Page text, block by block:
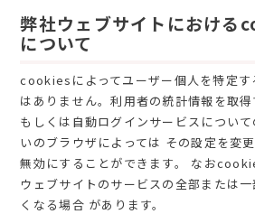
弊社ウェブサイトにおける
について
cookiesによってユーザー個人を特定す
はありません。利用者の統計情報を取得
もしくは自動ログインサービスについ
いのブラウザによっては その設定を変
無効にすることができます。 なお
ウェブサイトのサービスの全部または
くなる場合 があります。